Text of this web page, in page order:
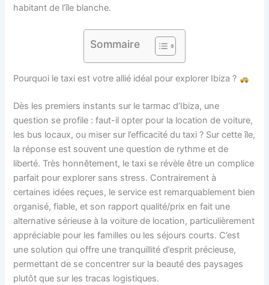
habitant de l’île blanche.
Sommaire
Pourquoi le taxi est votre allié idéal pour explorer Ibiza ?
Dès les premiers instants sur le tarmac d’Ibiza, une
question se profile : faut-il opter pour la location de voiture,
les bus locaux, ou miser sur l’efficacité du taxi ? Sur cette île,
la réponse est souvent une question de rythme et de
liberté. Très honnêtement, le taxi se révèle être un complice
parfait pour explorer sans stress. Contrairement à
certaines idées reçues, le service est remarquablement bien
organisé, fiable, et son rapport qualité/prix en fait une
alternative sérieuse à la voiture de location, particulièrement
appréciable pour les familles ou les séjours courts. C’est
une solution qui offre une tranquillité d’esprit précieuse,
permettant de se concentrer sur la beauté des paysages
plutôt que sur les tracas logistiques.